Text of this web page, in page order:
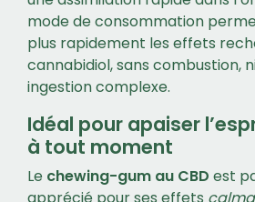
mode de consommation
plus rapidement les effets
cannabidiol, sans combustion,
ingestion complexe.
Idéal pour apaiser
à tout moment
Le chewing-gum au CBD est